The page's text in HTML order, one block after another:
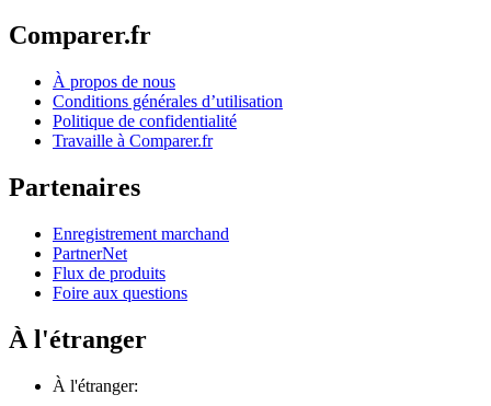
Comparer.fr
À propos de nous
Conditions générales d’utilisation
Politique de confidentialité
Travaille à Comparer.fr
Partenaires
Enregistrement marchand
PartnerNet
Flux de produits
Foire aux questions
À l'étranger
À l'étranger: